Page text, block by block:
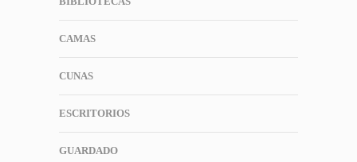
CAMAS
CUNAS
ESCRITORIOS
GUARDADO